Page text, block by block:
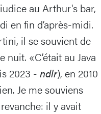
au Arthur's bar,
en fin d’après-midi.
il se souvient de
«C’était au Java
2023 - ndlr), en 2010
Je me souviens
il y avait